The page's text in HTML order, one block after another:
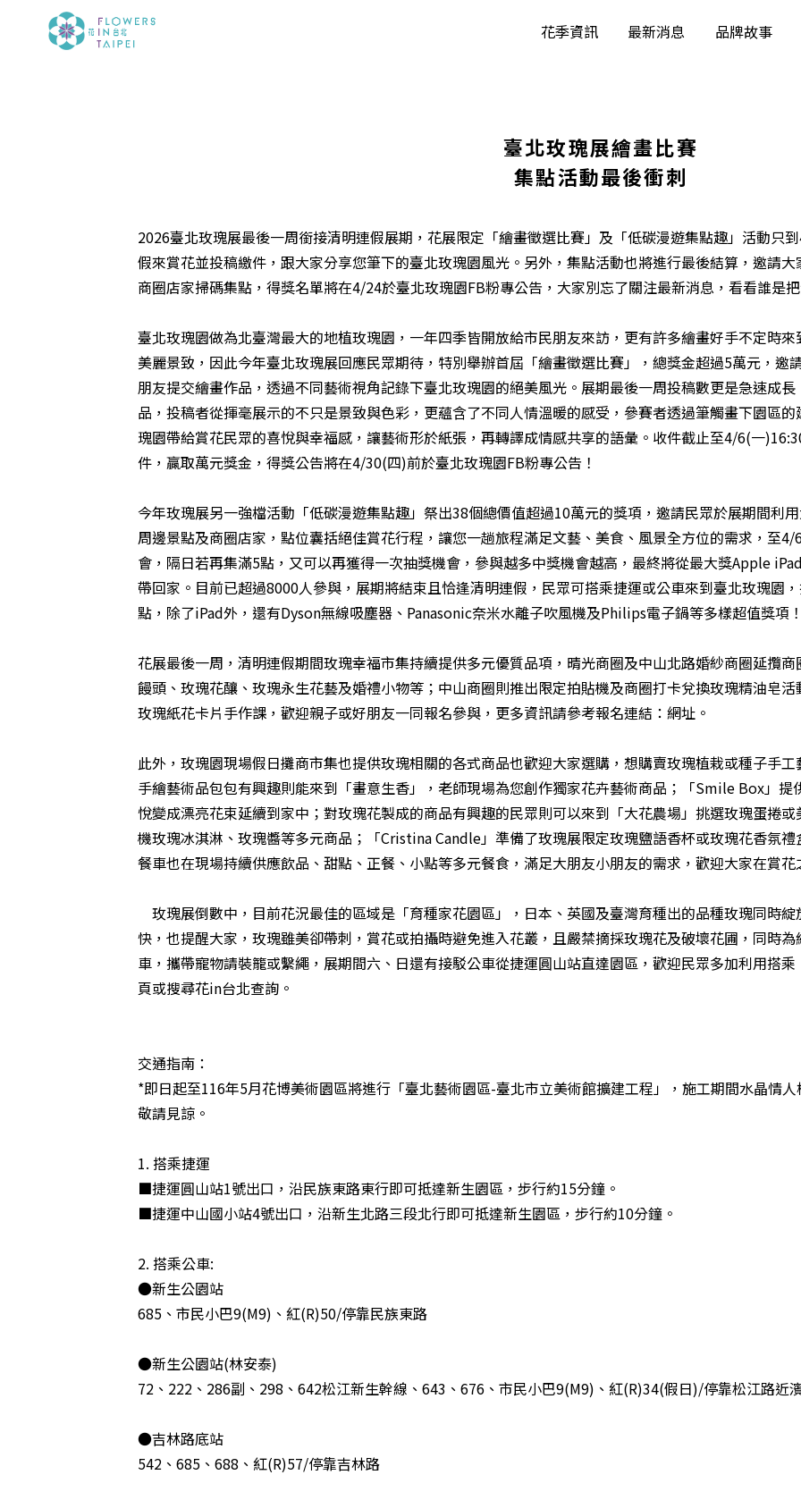
花季資訊 最新消息 品牌故事
臺北玫瑰展繪畫比賽
集點活動最後衝刺
2026臺北玫瑰展最後一周銜接清明連假展期，花展限定「繪畫徵選比賽」及「低碳漫遊集點趣」活動只
假來賞花並投稿繳件，跟大家分享您筆下的臺北玫瑰園風光。另外，集點活動也將進行最後結算，邀請
商圈店家掃碼集點，得獎名單將在4/24於臺北玫瑰園FB粉專公告，大家別忘了關注最新消息，看看誰是
臺北玫瑰園做為北臺灣最大的地植玫瑰園，一年四季皆開放給市民朋友來訪，更有許多繪畫好手不定時
美麗景致，因此今年臺北玫瑰展回應民眾期待，特別舉辦首屆「繪畫徵選比賽」，總獎金超過5萬元，邀
朋友提交繪畫作品，透過不同藝術視角記錄下臺北玫瑰園的絕美風光。展期最後一周投稿數更是急速成
品，投稿者從揮毫展示的不只是景致與色彩，更蘊含了不同人情溫暖的感受，參賽者透過筆觸畫下園區
瑰園帶給賞花民眾的喜悅與幸福感，讓藝術形於紙張，再轉譯成情感共享的語彙。收件截止至4/6(一
件，贏取萬元獎金，得獎公告將在4/30(四)前於臺北玫瑰園FB粉專公告！
今年玫瑰展另一強檔活動「低碳漫遊集點趣」祭出38個總價值超過10萬元的獎項，邀請民眾於展期間利
周邊景點及商圈店家，點位囊括絕佳賞花行程，讓您一趟旅程滿足文藝、美食、風景全方位的需求，至
會，隔日若再集滿5點，又可以再獲得一次抽獎機會，參與越多中獎機會越高，最終將從最大獎Apple
帶回家。目前已超過8000人參與，展期將結束且恰逢清明連假，民眾可搭乘捷運或公車來到臺北玫瑰園
點，除了iPad外，還有Dyson無線吸塵器、Panasonic奈米水離子吹風機及Philips電子鍋等多樣超值獎項
花展最後一周，清明連假期間玫瑰幸福市集持續提供多元優質品項，晴光商圈及中山北路婚紗商圈延攬
饅頭、玫瑰花釀、玫瑰永生花藝及婚禮小物等；中山商圈則推出限定拍貼機及商圈打卡兌換玫瑰精油皂
玫瑰紙花卡片手作課，歡迎親子或好朋友一同報名參與，更多資訊請參考報名連結： 網址。
此外，玫瑰園現場假日攤商市集也提供玫瑰相關的各式商品也歡迎大家選購，想購賣玫瑰植栽或種子手
手繪藝術品包包有興趣則能來到「畫意生香」，老師現場為您創作獨家花卉藝術商品；「Smile Box」
悅變成漂亮花束延續到家中；對玫瑰花製成的商品有興趣的民眾則可以來到「大花農場」挑選玫瑰蛋捲
機玫瑰冰淇淋、玫瑰醬等多元商品；「Cristina Candle」準備了玫瑰展限定玫瑰鹽語香杯或玫瑰花香氛
餐車也在現場持續供應飲品、甜點、正餐、小點等多元餐食，滿足大朋友小朋友的需求，歡迎大家在賞
玫瑰展倒數中，目前花況最佳的區域是「育種家花園區」，日本、英國及臺灣育種出的品種玫瑰同時
快，也提醒大家，玫瑰雖美卻帶刺，賞花或拍攝時避免進入花叢，且嚴禁摘採玫瑰花及破壞花圃，同時
車，攜帶寵物請裝籠或繫繩，展期間六、日還有接駁公車從捷運圓山站直達園區，歡迎民眾多加利用搭
頁或搜尋花in台北查詢。
交通指南：
*即日起至116年5月花博美術園區將進行「臺北藝術園區-臺北市立美術館擴建工程」，施工期間水晶情
敬請見諒。
1. 搭乘捷運
■捷運圓山站1號出口，沿民族東路東行即可抵達新生園區，步行約15分鐘。
■捷運中山國小站4號出口，沿新生北路三段北行即可抵達新生園區，步行約10分鐘。
2. 搭乘公車:
●新生公園站
685、市民小巴9(M9)、紅(R)50/停靠民族東路
●新生公園站(林安泰)
72、222、286副、298、642松江新生幹線、643、676、市民小巴9(M9)、紅(R)34(假日)/停靠松江路近
●吉林路底站
542、685、688、紅(R)57/停靠吉林路